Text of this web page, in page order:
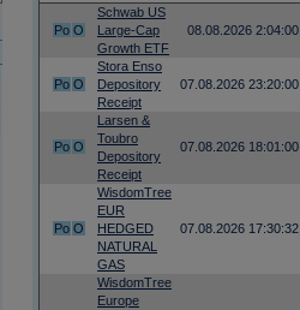
Po O
Schwab US
Large-Cap
Growth ETF
08.08.2026 2:04:00
Po O
Stora Enso
Depository
Receipt
07.08.2026 23:20:00
Po O
Larsen &
Toubro
Depository
Receipt
07.08.2026 18:01:00
Po O
WisdomTree
EUR
HEDGED
NATURAL
GAS
07.08.2026 17:30:32
WisdomTree
Europe